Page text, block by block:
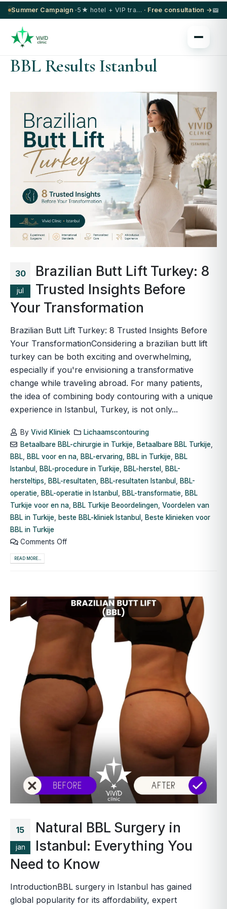
Summer Campaign · 5★ hotel + VIP transfer on select procedures · Free consultation →
BBL Results Istanbul
30
jul
Brazilian Butt Lift Turkey: 8
Trusted Insights Before
Your Transformation
Brazilian Butt Lift Turkey: 8 Trusted Insights Before
Your TransformationConsidering a brazilian butt lift
turkey can be both exciting and overwhelming,
especially if you're envisioning a transformative
change while traveling abroad. For many patients,
the idea of combining body contouring with a unique
experience in Istanbul, Turkey, is not only...
By Vivid Kliniek
Lichaamscontouring
Betaalbare BBL-chirurgie in Turkije, Betaalbare BBL Turkije,
BBL
BBL voor en na BBL-ervaring BBL in Turkije
BBL
Istanbul
BBL-procedure in Turkije BBL-herstel
BBL-
hersteltips
BBL-resultaten BBL-resultaten Istanbul
BBL-
operatie
BBL-operatie in Istanbul BBL-transformatie
BBL
Turkije voor en na
BBL Turkije Beoordelingen Voordelen van
BBL in Turkije
beste BBL-kliniek Istanbul
Beste klinieken voor
BBL in Turkije
Comments Off
READ MORE...
15
jan
Natural BBL Surgery in
Istanbul: Everything You
Need to Know
IntroductionBBL surgery in Istanbul has gained
global popularity for its affordability, expert